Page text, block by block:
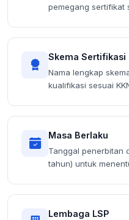
pemegang sertifikat
Skema Sertifikasi
Nama lengkap
kualifikasi sesuai
Masa Berlaku
Tanggal penerbitan
tahun) untuk
Lembaga LSP